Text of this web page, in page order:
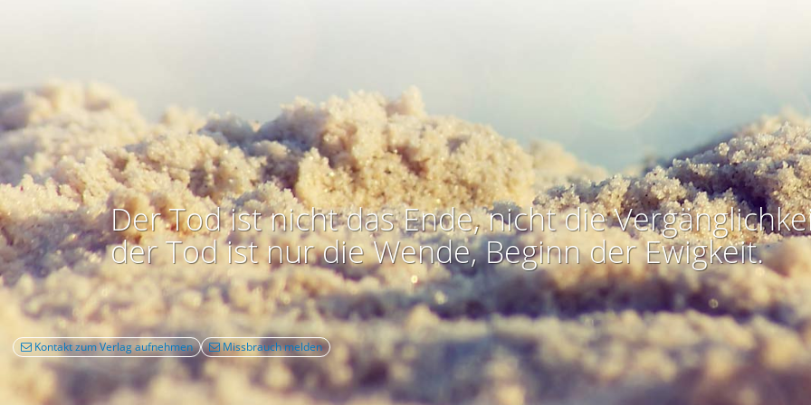
Der Tod ist nicht das Ende, nicht die
der Tod ist nur die Wende, Beginn der Ewigkeit.
Kontakt zum Verlag aufnehmen Missbrauch melden